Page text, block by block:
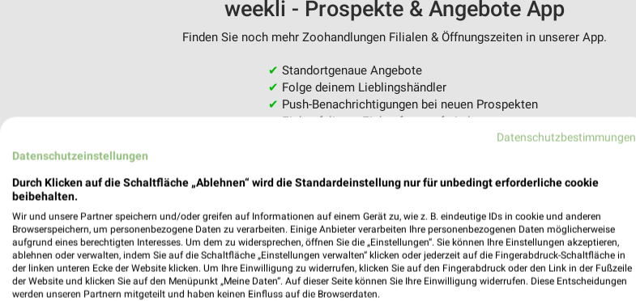
weekli - Prospekte & Angebote App
Finden Sie noch mehr Zoohandlungen Filialen & Öffnungszeiten in unserer App.
✔ Standortgenaue Angebote
✔ Folge deinem Lieblingshändler
✔ Push-Benachrichtigungen bei neuen Prospekten
✔Einkaufsliste - Einkauf stressfrei planen
Datenschutzbestimmungen
Datenschutzeinstellungen
Durch Klicken auf die Schaltfläche „Ablehnen“ wird die Standardeinstellung nur für unbedingt erforderliche cookie
beibehalten.
Wir und unsere Partner speichern und/oder greifen auf Informationen auf einem Gerät zu, wie z. B. eindeutige IDs in cookie und anderen
Browserspeichern, um personenbezogene Daten zu verarbeiten. Einige Anbieter verarbeiten Ihre personenbezogenen Daten möglicherweise
aufgrund eines berechtigten Interesses. Um dem zu widersprechen, öffnen Sie die „Einstellungen“. Sie können Ihre Einstellungen akzeptieren,
ablehnen oder verwalten, indem Sie auf die Schaltfläche „Einstellungen verwalten“ klicken oder jederzeit auf die Fingerabdruck-Schaltfläche in
der linken unteren Ecke der Website klicken. Um Ihre Einwilligung zu widerrufen, klicken Sie auf den Fingerabdruck oder den Link in der Fußzeile
der Website und klicken Sie auf den Menüpunkt „Meine Daten“. Auf dieser Seite können Sie Ihre Einwilligung widerrufen. Diese Entscheidungen
werden unseren Partnern mitgeteilt und haben keinen Einfluss auf die Browserdaten.